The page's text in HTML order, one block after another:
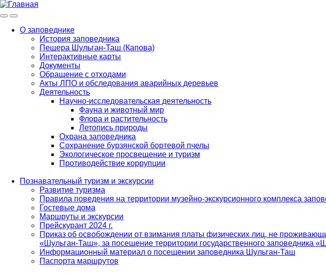
МенюИнфо
navigation
О заповеднике
История заповедника
Пещера Шульган-Таш (Капова)
Интерактивные карты
Документы
Обращение с отходами
Акты ЛПО и обследования аварийных деревьев
Деятельность
Научно-исследовательская деятельность
Фауна и животный мир
Флора и растительность
Летопись природы
Охрана заповедника
Сохранение бурзянской бортевой пчелы
Экологическое просвещение и туризм
Противодействие коррупции
Познавательный туризм и экскурсии
Развитие туризма
Правила поведения на территории музейно-экскурсионного комплекса
Гостевые дома
Маршруты и экскурсии
Прейскурант 2024 г.
Приказ об освобождении от взимания платы физических лиц, не
«Шульган-Таш», за посещение территории государственного заповедника
Информационный материал о посещении заповедника Шульган-Таш
Паспорта маршрутов